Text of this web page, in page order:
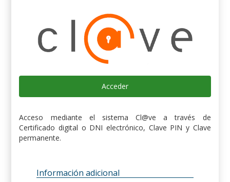
Acceder
Acceso mediante el sistema Cl@ve a través de
Certificado digital o DNI electrónico, Clave PIN y Clave
permanente.
Información adicional